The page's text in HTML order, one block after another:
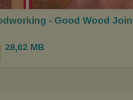
- Good Wood
28,62 MB